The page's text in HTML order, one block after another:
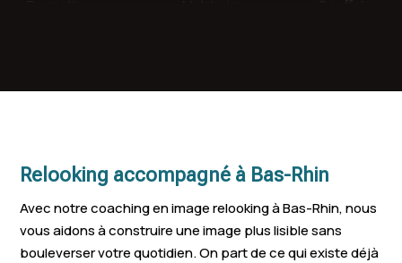
Reichshoffen
Rosheim
Gambsheim Mundolsheim
Moder
Relooking accompagné à Bas-Rhin
Avec notre coaching en image relooking à Bas-Rhin, nous
vous aidons à construire une image plus lisible sans
bouleverser votre quotidien. On part de ce qui existe déjà